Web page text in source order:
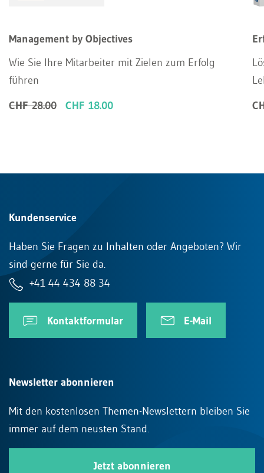
Management by Objectives
Wie Sie Ihre Mitarbeiter mit Zielen zum Erfolg
führen
CHF 28.00
CHF 18.00
Kundenservice
Haben Sie Fragen zu Inhalten oder Angeboten? Wir
sind gerne für Sie da.
+41 44 434 88 34
Kontaktformular E-Mail
Newsletter abonnieren
Mit den kostenlosen Themen-Newslettern bleiben Sie
immer auf dem neusten Stand.
Jetzt abonnieren